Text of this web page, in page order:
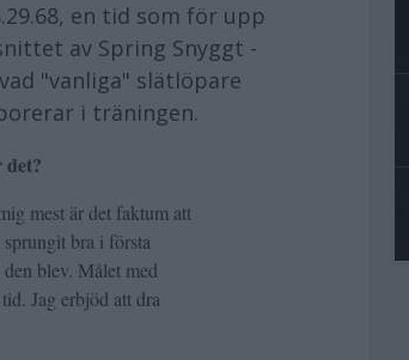
en tid som för upp
av Spring Snyggt -
"vanliga" slätlöpare
i träningen.
det?
mest är det faktum att
bra i första
blev. Målet med
Jag erbjöd att dra